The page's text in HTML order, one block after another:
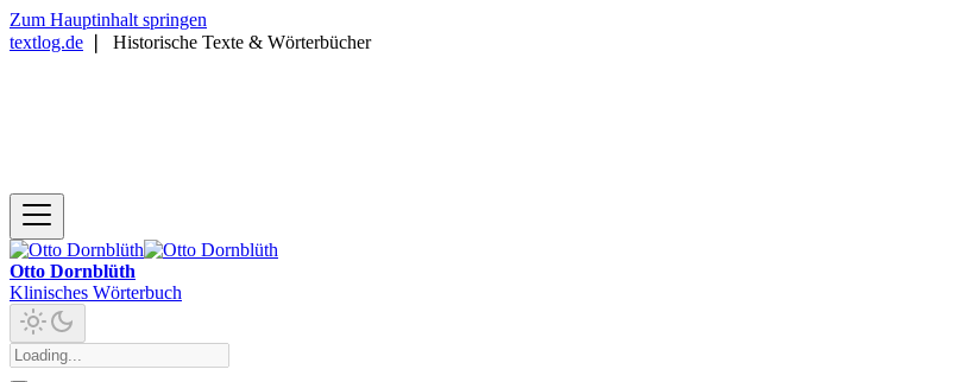
Zum Hauptinhalt springen
textlog.de
Historische Texte & Wörterbücher
Otto Dornblüth
Klinisches Wörterbuch